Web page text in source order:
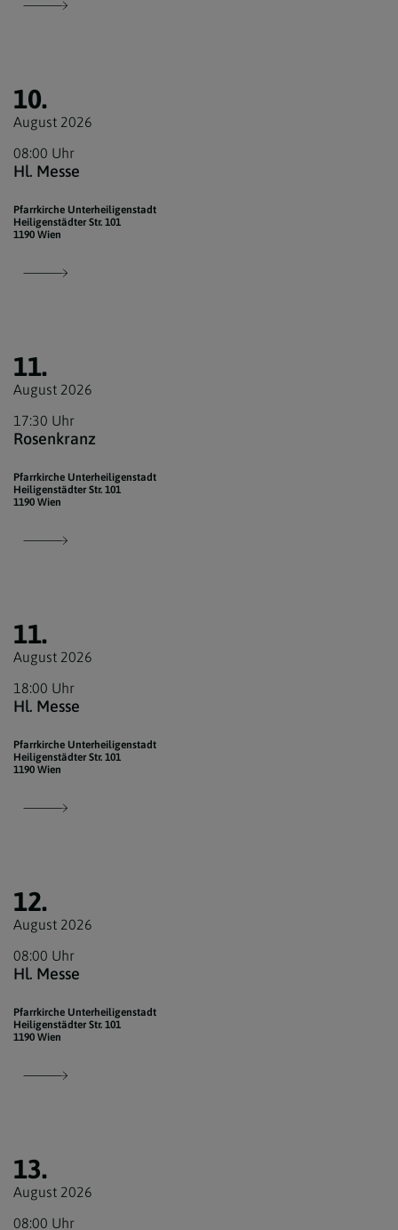
10.
August 2026
08:00 Uhr
Hl. Messe
Pfarrkirche Unterheiligenstadt
Heiligenstädter Str. 101
1190 Wien
11.
August 2026
17:30 Uhr
Rosenkranz
Pfarrkirche Unterheiligenstadt
Heiligenstädter Str. 101
1190 Wien
11.
August 2026
18:00 Uhr
Hl. Messe
Pfarrkirche Unterheiligenstadt
Heiligenstädter Str. 101
1190 Wien
12.
August 2026
08:00 Uhr
Hl. Messe
Pfarrkirche Unterheiligenstadt
Heiligenstädter Str. 101
1190 Wien
13.
August 2026
08:00 Uhr